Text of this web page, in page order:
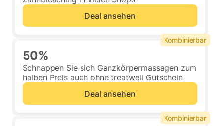
Deal ansehen
50%
Schnappen Sie sich Ganzkörpermassagen zum
halben Preis auch ohne treatwell Gutschein
Deal ansehen
Kombinierbar
Kombinierbar